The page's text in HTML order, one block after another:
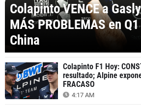
Colapinto VENCE a
MÁS PROBLEMAS en
China
Colapinto F1 Hoy:
resultado; Alpine
FRACASO
4:17 AM